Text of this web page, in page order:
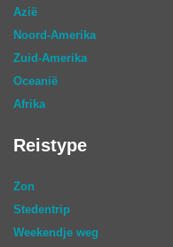
Azië
Noord-Amerika
Zuid-Amerika
Oceanië
Afrika
Reistype
Zon
Stedentrip
Weekendje weg